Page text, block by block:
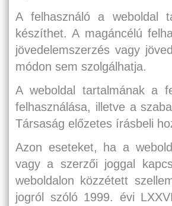
A felhasználó a weboldal
készíthet. A magáncélú
jövedelemszerzés vagy
módon sem szolgálhatja.
A weboldal tartalmának a
felhasználása, illetve a
Társaság előzetes írásbeli
Azon eseteket, ha a
vagy a szerzői joggal
weboldalon közzétett
jogról szóló 1999. évi